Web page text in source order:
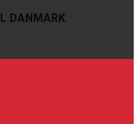
DANMARK